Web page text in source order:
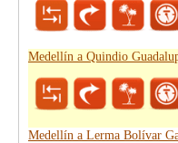
Medellín a Quindio
Medellín a Lerma Bolívar